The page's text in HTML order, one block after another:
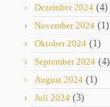
Dezember 2024 (4)
November 2024 (1)
Oktober 2024 (1)
September 2024 (4)
August 2024 (1)
Juli 2024 (3)